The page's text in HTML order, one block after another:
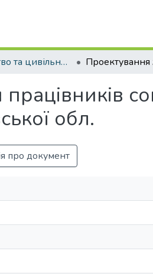
Будівництво та цивільна інженерія
обл.
про документ